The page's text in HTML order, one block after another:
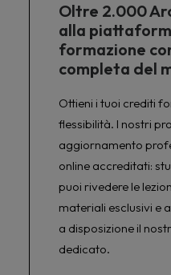
Oltre 2.000
alla
formazione
completa del
Ottieni i tuoi crediti
flessibilità. I nostri
aggiornamento
online accreditati:
puoi rivedere le
materiali esclusivi e
a disposizione il
dedicato.